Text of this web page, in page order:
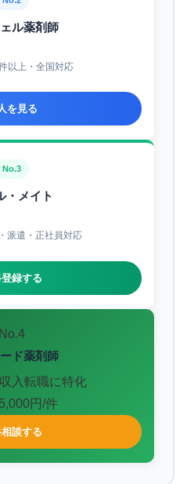
ル薬剤師
以上・全国対応
を見る
No.3
・メイト
派遣・正社員対応
録する
No.4
ド薬剤師
入転職に特化
円/件
談する